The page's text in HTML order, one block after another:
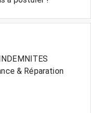
& Réparation